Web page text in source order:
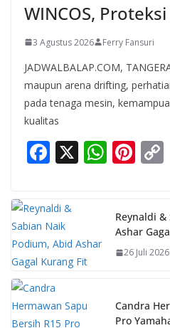
WINCOS,
3 Agustus 2026 Ferry Fansuri
JADWALBALAP.COM,
maupun arena drifting,
pada tenaga mesin,
kualitas
F
e
b
o
o
k
X W
s
A
p
Pi
e
st
n
Reynaldi
Ashar
26 Juli 2026
Candra
Pro